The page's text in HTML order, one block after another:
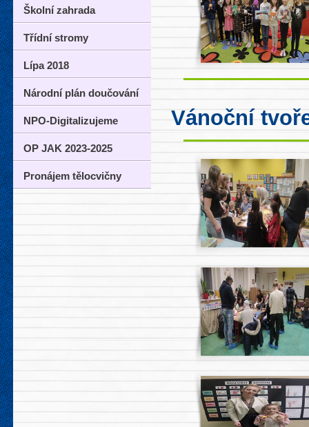
Školní zahrada
Třídní stromy
Lípa 2018
Národní plán doučování
NPO-Digitalizujeme
OP JAK 2023-2025
Pronájem tělocvičny
Vánoční